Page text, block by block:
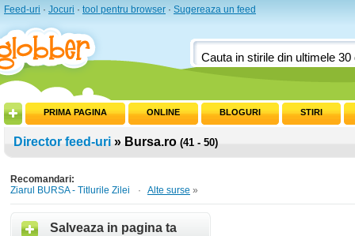
Feed-uri · Jocuri · tool pentru browser · Sugereaza un feed
PRIMA PAGINA ONLINE BLOGURI STIRI
Director feed-uri » Bursa.ro (41 - 50)
Recomandari:
Ziarul BURSA - Titlurile Zilei
· Alte surse »
Salveaza in pagina ta